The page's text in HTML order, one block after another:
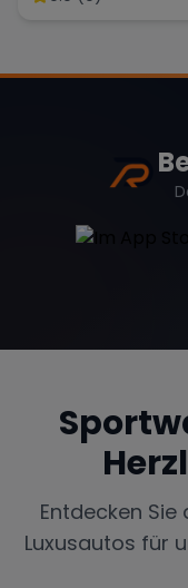
Entdecken
Luxusautos für